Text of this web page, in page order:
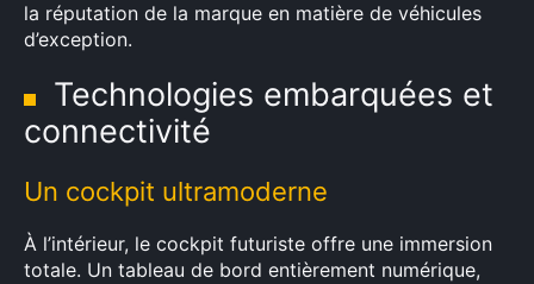
la réputation de la marque en matière de véhicules
d’exception.
Technologies embarquées et
connectivité
Un cockpit ultramoderne
À l’intérieur, le cockpit futuriste offre une immersion
totale. Un tableau de bord entièrement numérique,